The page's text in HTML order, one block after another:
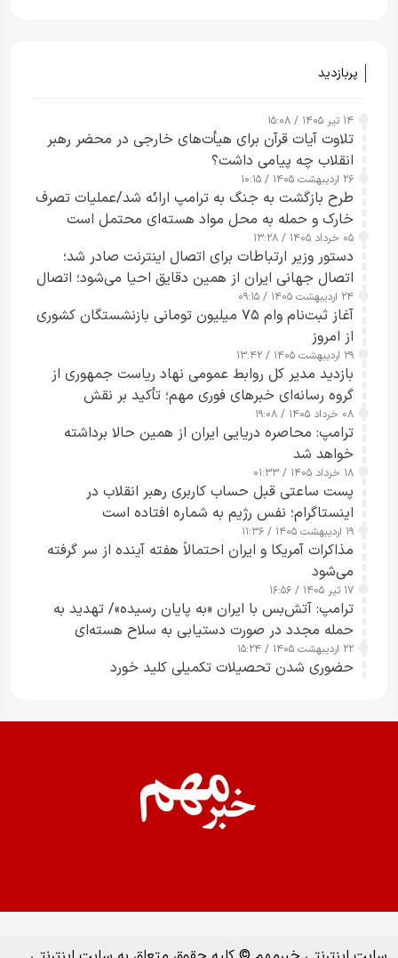
پربازدید
۱۴ تیر ۱۴۰۵ / ۱۵:۰۸
تلاوت آیات قرآن برای هیأت‌های خارجی در محضر رهبر
انقلاب چه پیامی داشت؟
۲۶ اردیبهشت ۱۴۰۵ / ۱۰:۱۵
طرح‌ بازگشت به جنگ به ترامپ ارائه شد/عملیات تصرف
خارک و حمله به محل مواد هسته‌ای محتمل است
۰۵ خرداد ۱۴۰۵ / ۱۳:۲۸
دستور وزیر ارتباطات برای اتصال اینترنت صادر شد؛
اتصال جهانی ایران از همین دقایق احیا می‌شود؛ اتصال
کامل مردم تا ۲۴ ساعت آینده
۲۴ اردیبهشت ۱۴۰۵ / ۰۹:۱۵
آغاز ثبت‌نام وام ۷۵ میلیون تومانی بازنشستگان کشوری
از امروز
۲۹ اردیبهشت ۱۴۰۵ / ۱۳:۴۲
بازدید مدیر کل روابط عمومی نهاد ریاست جمهوری از
گروه رسانه‌ای خبرهای فوری مهم؛ تأکید بر نقش
رسانه‌های هوشمند و مسئول در ارتقای آگاهی عمومی
۰۸ خرداد ۱۴۰۵ / ۱۹:۰۸
ترامپ: محاصره دریایی ایران از همین حالا برداشته
خواهد شد
۱۸ خرداد ۱۴۰۵ / ۰۱:۳۳
پست ساعتی قبل حساب کاربری رهبر انقلاب در
اینستاگرام؛ نفس رژیم به شماره افتاده است​
۱۹ اردیبهشت ۱۴۰۵ / ۱۱:۳۶
مذاکرات آمریکا و ایران احتمالاً هفته آینده از سر گرفته
می‌شود
۱۷ تیر ۱۴۰۵ / ۱۶:۵۶
ترامپ: آتش‌بس با ایران «به پایان رسیده»/ تهدید به
حمله مجدد در صورت دستیابی به سلاح هسته‌ای
۲۲ اردیبهشت ۱۴۰۵ / ۱۵:۲۴
حضوری شدن تحصیلات تکمیلی کلید خورد